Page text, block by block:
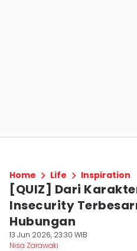
Home Life Inspiration
[QUIZ] Dari
Insecurity
Hubungan
13 Jun 2026, 23:30 WIB
Nisa Zarawaki